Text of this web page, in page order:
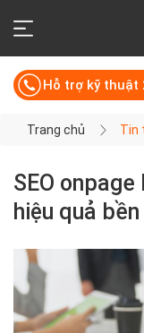
Hỗ trợ kỹ thuật
Trang chủ Tin
SEO
hiệu quả